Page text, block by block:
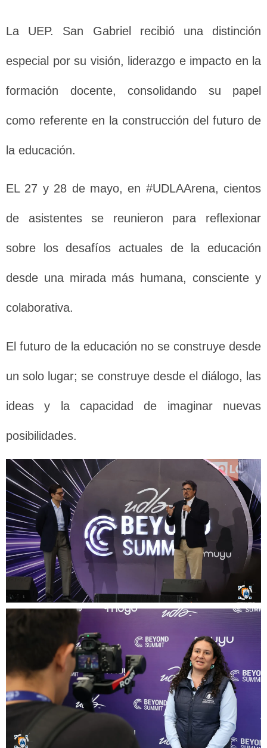
La UEP. San Gabriel recibió una distinción
especial por su visión, liderazgo e impacto en la
formación docente, consolidando su papel
como referente en la construcción del futuro de
la educación.
EL 27 y 28 de mayo, en #UDLAArena, cientos
de asistentes se reunieron para reflexionar
sobre los desafíos actuales de la educación
desde una mirada más humana, consciente y
colaborativa.
El futuro de la educación no se construye desde
un solo lugar; se construye desde el diálogo, las
ideas y la capacidad de imaginar nuevas
posibilidades.